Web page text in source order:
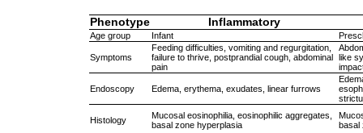
Phenotype Inflammatory
Age group Infant
Symptoms
Feeding difficulties, vomiting and regurgitation,
failure to thrive, postprandial cough, abdominal
pain
like
Endoscopy Edema, erythema, exudates, linear furrows
Histology
Mucosal eosinophilia, eosinophilic aggregates,
basal zone hyperplasia
basal